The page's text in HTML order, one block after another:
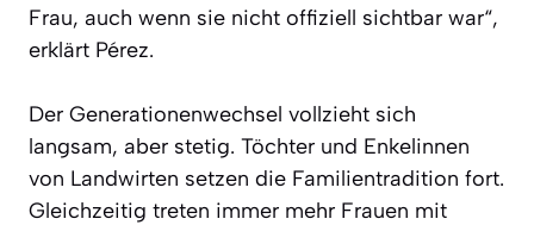
Frau, auch wenn sie nicht offiziell sichtbar war“,
erklärt Pérez.
Der Generationenwechsel vollzieht sich
langsam, aber stetig. Töchter und Enkelinnen
von Landwirten setzen die Familientradition fort.
Gleichzeitig treten immer mehr Frauen mit